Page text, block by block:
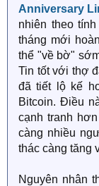
Anniversary
nhiên theo
tháng mới
thể "về bờ"
Tin tốt với thợ
đã tiết lộ kế
Bitcoin. Điều
cạnh tranh
càng nhiều
thác càng tăng
Nguyên nhân